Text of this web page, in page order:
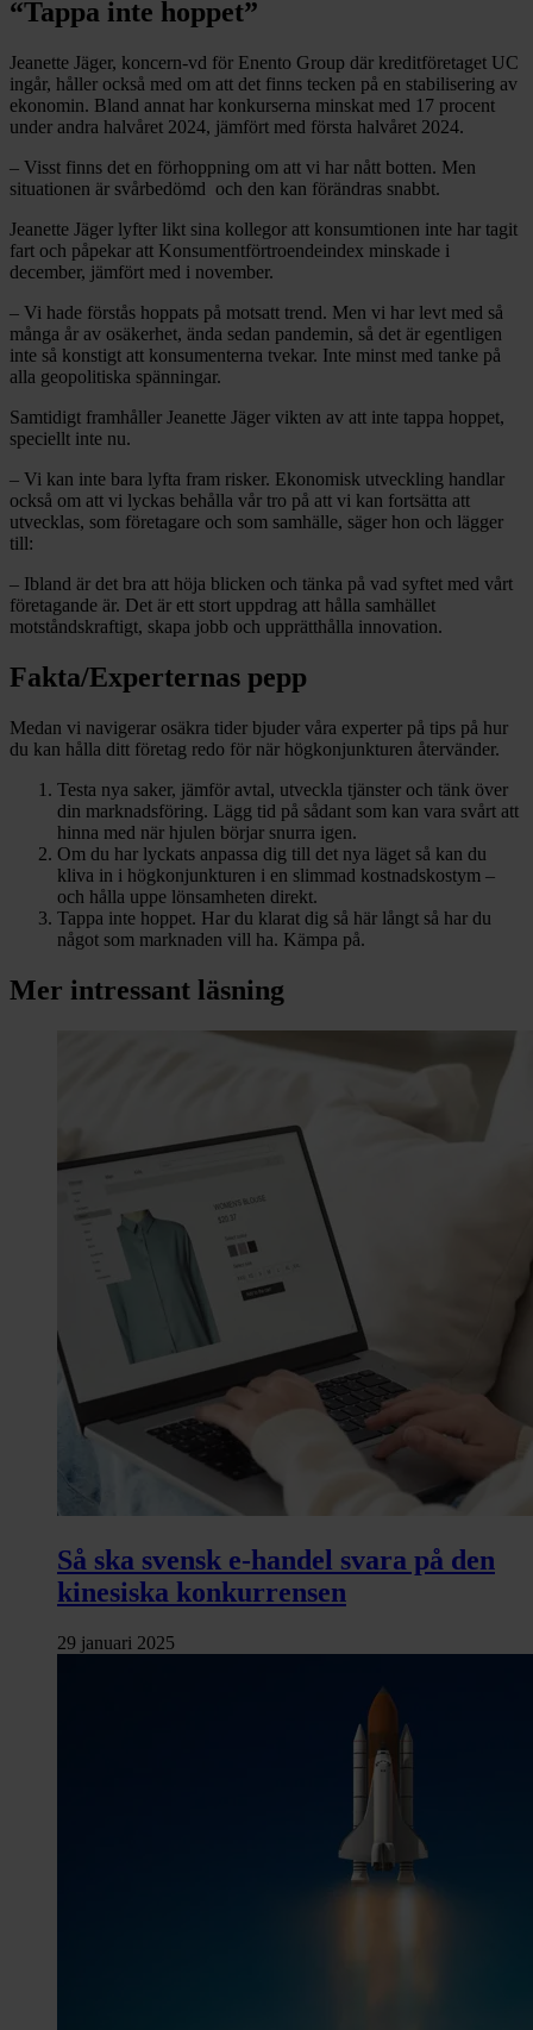
“Tappa inte hoppet”
Jeanette Jäger, koncern-vd för Enento Group där kreditföretaget UC
ingår, håller också med om att det finns tecken på en stabilisering av
ekonomin. Bland annat har konkurserna minskat med 17 procent
under andra halvåret 2024, jämfört med första halvåret 2024.
– Visst finns det en förhoppning om att vi har nått botten. Men
situationen är svårbedömd och den kan förändras snabbt.
Jeanette Jäger lyfter likt sina kollegor att konsumtionen inte har tagit
fart och påpekar att Konsumentförtroendeindex minskade i
december, jämfört med i november.
– Vi hade förstås hoppats på motsatt trend. Men vi har levt med så
många år av osäkerhet, ända sedan pandemin, så det är egentligen
inte så konstigt att konsumenterna tvekar. Inte minst med tanke på
alla geopolitiska spänningar.
Samtidigt framhåller Jeanette Jäger vikten av att inte tappa hoppet,
speciellt inte nu.
– Vi kan inte bara lyfta fram risker. Ekonomisk utveckling handlar
också om att vi lyckas behålla vår tro på att vi kan fortsätta att
utvecklas, som företagare och som samhälle, säger hon och lägger
till:
– Ibland är det bra att höja blicken och tänka på vad syftet med vårt
företagande är. Det är ett stort uppdrag att hålla samhället
motståndskraftigt, skapa jobb och upprätthålla innovation.
Fakta/Experternas pepp
Medan vi navigerar osäkra tider bjuder våra experter på tips på hur
du kan hålla ditt företag redo för när högkonjunkturen återvänder.
Testa nya saker, jämför avtal, utveckla tjänster och tänk över
din marknadsföring. Lägg tid på sådant som kan vara svårt att
hinna med när hjulen börjar snurra igen.
Om du har lyckats anpassa dig till det nya läget så kan du
kliva in i högkonjunkturen i en slimmad kostnadskostym –
och hålla uppe lönsamheten direkt.
Tappa inte hoppet. Har du klarat dig så här långt så har du
något som marknaden vill ha. Kämpa på.
Mer intressant läsning
Så ska svensk e‑handel svara på den
kinesiska konkurrensen
29 januari 2025